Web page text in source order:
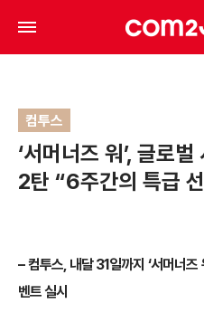
컴투스
‘서머너즈 워’, 글로
2탄 “6주간의 특급
– 컴투스, 내달 31일까지 ‘서머너
벤트 실시